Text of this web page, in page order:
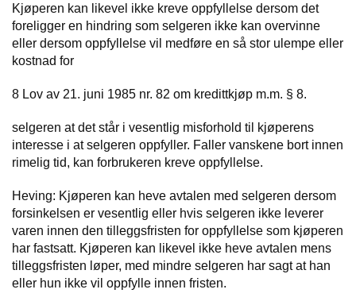
Kjøperen kan likevel ikke kreve oppfyllelse dersom det
foreligger en hindring som selgeren ikke kan overvinne
eller dersom oppfyllelse vil medføre en så stor ulempe eller
kostnad for
8 Lov av 21. juni 1985 nr. 82 om kredittkjøp m.m. § 8.
selgeren at det står i vesentlig misforhold til kjøperens
interesse i at selgeren oppfyller. Faller vanskene bort innen
rimelig tid, kan forbrukeren kreve oppfyllelse.
Heving: Kjøperen kan heve avtalen med selgeren dersom
forsinkelsen er vesentlig eller hvis selgeren ikke leverer
varen innen den tilleggsfristen for oppfyllelse som kjøperen
har fastsatt. Kjøperen kan likevel ikke heve avtalen mens
tilleggsfristen løper, med mindre selgeren har sagt at han
eller hun ikke vil oppfylle innen fristen.